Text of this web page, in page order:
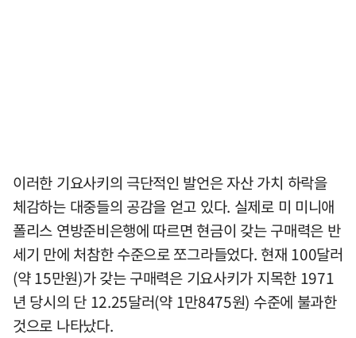
이러한 기요사키의 극단적인 발언은 자산 가치 하락을
체감하는 대중들의 공감을 얻고 있다. 실제로 미 미니애
폴리스 연방준비은행에 따르면 현금이 갖는 구매력은 반
세기 만에 처참한 수준으로 쪼그라들었다. 현재 100달러
(약 15만원)가 갖는 구매력은 기요사키가 지목한 1971
년 당시의 단 12.25달러(약 1만8475원) 수준에 불과한
것으로 나타났다.